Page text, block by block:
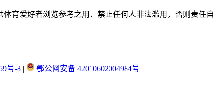
育爱好者浏览参考之用，禁止任何人非法滥用，否则责任自
号-8 | 鄂公网安备 42010602004984号